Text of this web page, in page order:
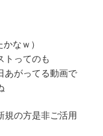
なｗ）
トってのも
あがってる動画で
規の方是非ご活用